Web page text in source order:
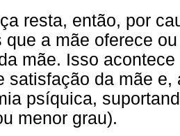
resta, então, por
que a mãe oferece
mãe. Isso
satisfação da mãe
psíquica,
menor grau).